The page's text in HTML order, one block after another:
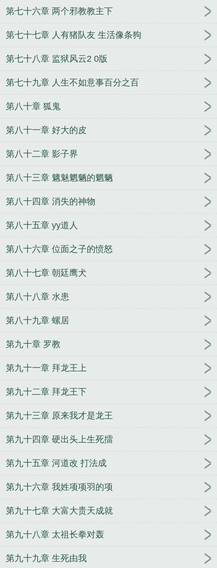
第七十六章 两个邪教教主下
第七十七章 人有猪队友 生活像条狗
第七十八章 监狱风云2 0版
第七十九章 人生不如意事百分之百
第八十章 狐鬼
第八十一章 好大的皮
第八十二章 影子界
第八十三章 魑魅魍魉的魍魉
第八十四章 消失的神物
第八十五章 yy道人
第八十六章 位面之子的愤怒
第八十七章 朝廷鹰犬
第八十八章 水患
第八十九章 螺居
第九十章 罗教
第九十一章 拜龙王上
第九十二章 拜龙王下
第九十三章 原来我才是龙王
第九十四章 硬出头上生死擂
第九十五章 河道改 打法成
第九十六章 我姓项项羽的项
第九十七章 大富大贵天成就
第九十八章 太祖长拳对轰
第九十九章 生死由我